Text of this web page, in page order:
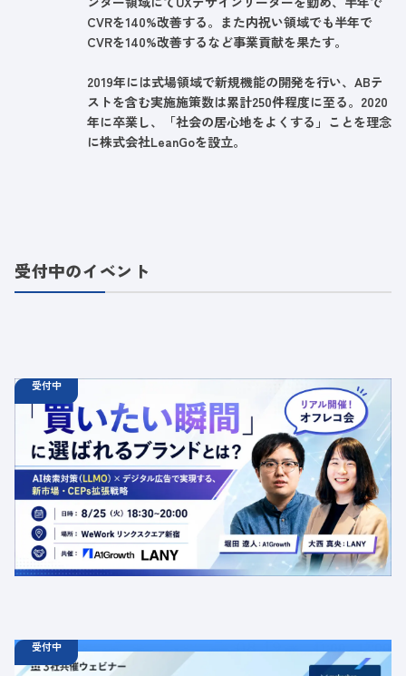
CVRを140%改善する。また内祝い領域でも半年で
CVRを140%改善するなど事業貢献を果たす。
2019年には式場領域で新規機能の開発を行い、ABテ
ストを含む実施施策数は累計250件程度に至る。2020
年に卒業し、「社会の居心地をよくする」ことを理念
に株式会社LeanGoを設立。
受付中のイベント
受付中
オフラインイベント 18:30 - 20:00
【オフラインイベント】「買いたい瞬間」に選ばれるブラ
ンドとは？AI検索対策（LLMO）×デジタル広告で実現す
る、新市場・CEPs拡張戦略
定員数：50名
金額：無料
場所：東京都渋谷区千駄ヶ谷5-27-5 リンクスクエア新宿16F
WeWork内 最寄り：新宿駅・代々木駅・新宿三丁目駅
交流会 共催 AI LLMO デジタルマーケティング トレンド 採用イベント 広告
受付中
ウェビナー 08.19 11:00 - 12:00
11:00 - 12:00